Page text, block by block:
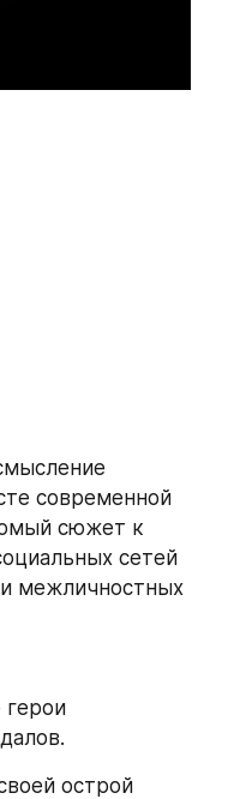
современной
сюжет к
сетей
межличностных
герои
острой